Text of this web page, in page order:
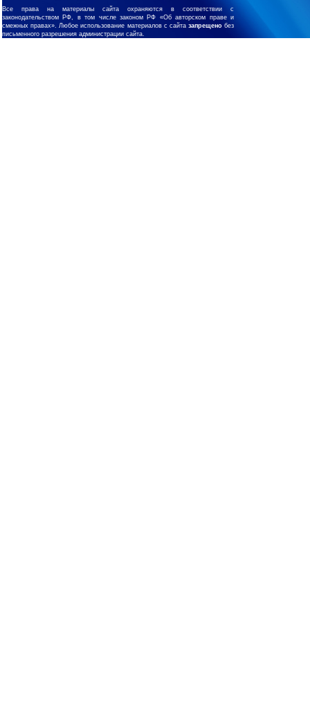
Все права на материалы сайта охраняются в соответствии с
законодательством РФ, в том числе законом РФ «Об авторском праве и
смежных правах». Любое использование материалов с сайта запрещенобез
письменного разрешения администрации сайта.